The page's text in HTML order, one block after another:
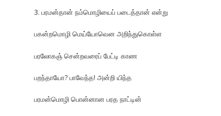
3. பரமன்தான் நம்மொழியைப் படைத்தான் என்று
பகன்றமொழி மெய்யோவென அறிந்துகொள்ள
பரலோகஞ் சென்றவரைப் பேட்டி காண
பறந்தாயோ? பாவேந்த! அன்றி யிந்த
பரமன்மொழி பொன்னான பரத நாட்டின்